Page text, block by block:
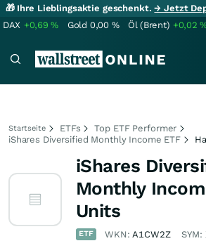
🎁 Ihre Lieblingsaktie geschenkt.→ Jetzt
DAX +0,69% Gold 0,00 % Öl (Brent) +0,02
Startseite ETFs
Top ETF Performer
iShares Diversified Monthly Income ETF
iShares
Monthly
Units
ETF WKN:A1CW2Z SYM: